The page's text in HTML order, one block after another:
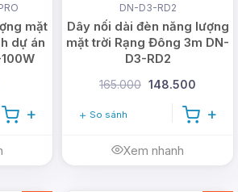
mặt
dự án
DN-D3-RD2
Dây nối dài đèn năng lượng
mặt trời Rạng Đông 3m DN-
D3-RD2
165.000 148.500
So sánh
Xem nhanh